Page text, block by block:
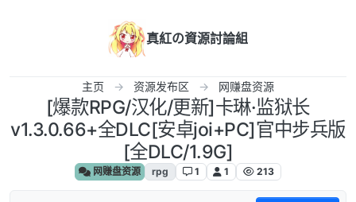
真紅の資源討論組
主页 资源发布区 网赚盘资源
[爆款RPG/汉化/更新]卡琳·监狱长
v1.3.0.66+全DLC[安卓joi+PC]官中步兵版
[全DLC/1.9G]
网赚盘资源 rpg 1 1 213